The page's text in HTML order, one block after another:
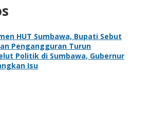
HUT Sumbawa, Bupati Sebut
Pengangguran Turun
Politik di Sumbawa, Gubernur
Isu